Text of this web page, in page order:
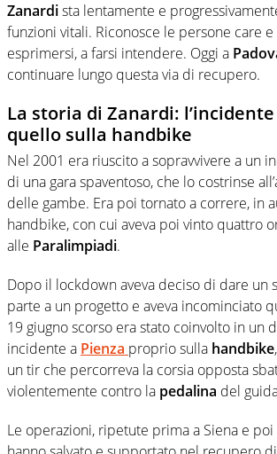
Zanardista lentamente e
funzioni vitali. Riconosce le persone care
esprimersi, a farsi intendere. Oggi a
continuare lungo questa via di recupero.
La storia di Zanardi:
quello sulla handbike
Nel 2001 era riuscito a sopravvivere a un
di una gara spaventoso, che lo costrinse
delle gambe. Era poi tornato a correre, in
handbike, con cui aveva poi vinto quattro
alle Paralimpiadi.
Dopo il lockdown aveva deciso di dare un
parte a un progetto e aveva incominciato
19 giugno scorso era stato coinvolto in un
incidente a Pienza proprio sulla handbike
un tir che percorreva la corsia opposta
violentemente contro la pedalina del
Le operazioni, ripetute prima a Siena e poi